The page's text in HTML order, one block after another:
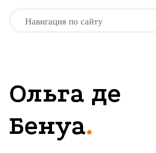
Навигация по сайту
Ольга де
Бенуа.